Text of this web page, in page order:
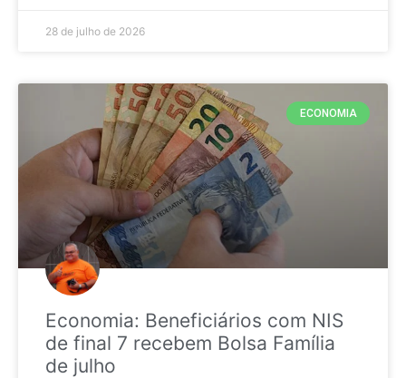
28 de julho de 2026
ECONOMIA
Economia: Beneficiários com NIS
de final 7 recebem Bolsa Família
de julho